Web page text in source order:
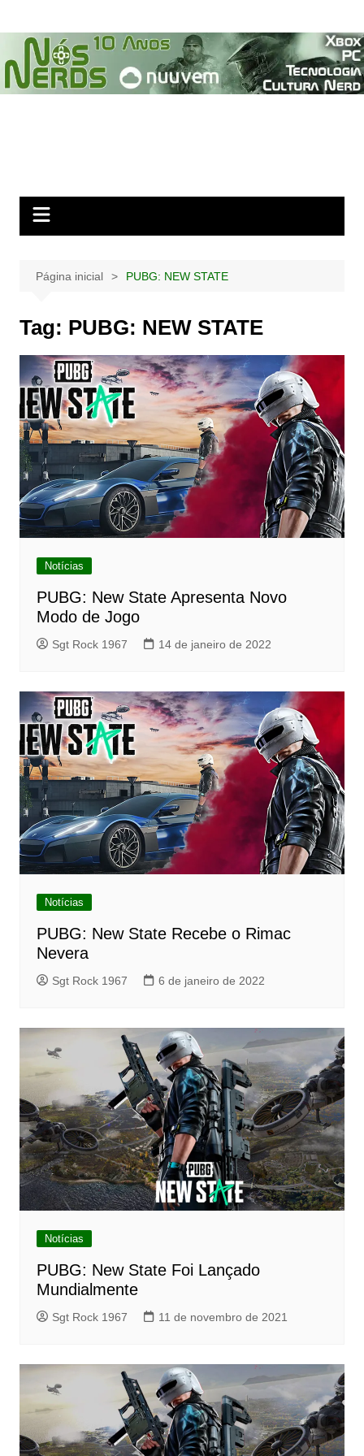
para
conteúdo
Página inicial PUBG: NEW STATE
Tag: PUBG: NEW STATE
Notícias
PUBG: New State Apresenta Novo
Modo de Jogo
Sgt Rock 1967 14 de janeiro de 2022
Notícias
PUBG: New State Recebe o Rimac
Nevera
Sgt Rock 1967 6 de janeiro de 2022
Notícias
PUBG: New State Foi Lançado
Mundialmente
Sgt Rock 1967 11 de novembro de 2021